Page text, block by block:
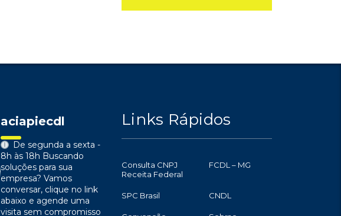
aciapiecdl
De segunda a sexta -
8h às 18h Buscando
soluções para sua
empresa? Vamos
conversar, clique no link
abaixo e agende uma
visita sem compromisso
Links Rápidos
Consulta CNPJ
Receita Federal
FCDL – MG
SPC Brasil CNDL